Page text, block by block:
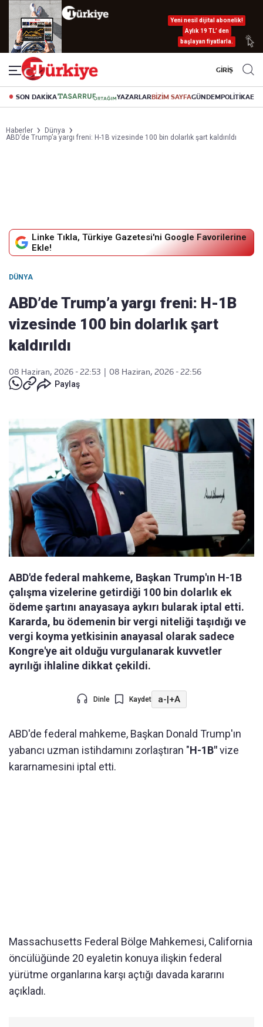
Yeni nesil dijital abonelik!
Aylık 19 TL’ den
başlayan fiyatlarla.
GİRİŞ
SON DAKİKA YAZARLARBİZİM SAYFAGÜNDEMPOLİTİKA
Haberler
Dünya
ABD’de Trump’a yargı freni: H-1B vizesinde 100 bin dolarlık şart kaldırıldı
Linke Tıkla, Türkiye Gazetesi'ni Google Favorilerine
Ekle!
DÜNYA
ABD’de Trump’a yargı freni: H-1B
vizesinde 100 bin dolarlık şart
kaldırıldı
08 Haziran, 2026 - 22:53
08 Haziran, 2026 - 22:56
Paylaş
ABD'de federal mahkeme, Başkan Trump'ın H-1B
çalışma vizelerine getirdiği 100 bin dolarlık ek
ödeme şartını anayasaya aykırı bularak iptal etti.
Kararda, bu ödemenin bir vergi niteliği taşıdığı ve
vergi koyma yetkisinin anayasal olarak sadece
Kongre'ye ait olduğu vurgulanarak kuvvetler
ayrılığı ihlaline dikkat çekildi.
Dinle Kaydet a-|+A
ABD'de federal mahkeme, Başkan Donald Trump'ın
yabancı uzman istihdamını zorlaştıran "H-1B"vize
kararnamesini iptal etti.
Massachusetts Federal Bölge Mahkemesi, California
öncülüğünde 20 eyaletin konuya ilişkin federal
yürütme organlarına karşı açtığı davada kararını
açıkladı.